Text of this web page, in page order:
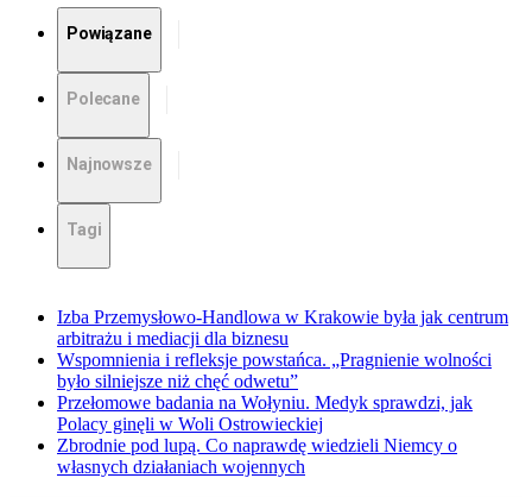
Powiązane
Polecane
Najnowsze
Tagi
Izba Przemysłowo-Handlowa w Krakowie była jak centrum
arbitrażu i mediacji dla biznesu
Wspomnienia i refleksje powstańca. „Pragnienie wolności
było silniejsze niż chęć odwetu”
Przełomowe badania na Wołyniu. Medyk sprawdzi, jak
Polacy ginęli w Woli Ostrowieckiej
Zbrodnie pod lupą. Co naprawdę wiedzieli Niemcy o
własnych działaniach wojennych